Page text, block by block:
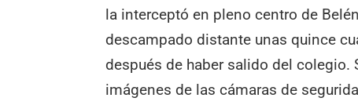
la interceptó en pleno centro de
descampado distante unas quince
después de haber salido del
imágenes de las cámaras de